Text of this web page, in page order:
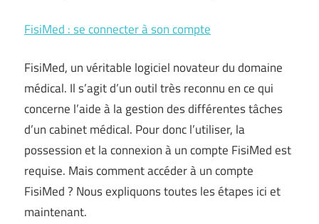
FisiMed : se connecter à son compte
FisiMed, un véritable logiciel novateur du domaine
médical. Il s’agit d’un outil très reconnu en ce qui
concerne l’aide à la gestion des différentes tâches
d’un cabinet médical. Pour donc l’utiliser, la
possession et la connexion à un compte FisiMed est
requise. Mais comment accéder à un compte
FisiMed ? Nous expliquons toutes les étapes ici et
maintenant.